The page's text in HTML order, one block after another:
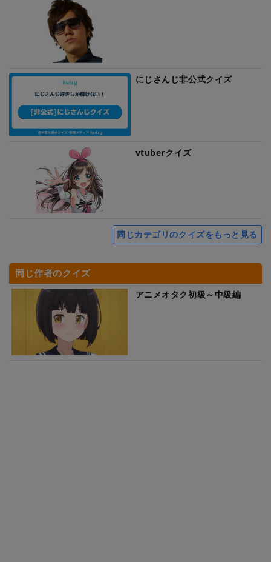
にじさんじ非公式クイズ
vtuberクイズ
同じカテゴリのクイズをもっと見る
同じ作者のクイズ
アニメオタク初級～中級編